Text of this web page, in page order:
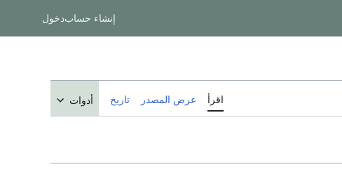
إنشاء حسابدخول
اقرأ عرض المصدر تاريخ أدوات